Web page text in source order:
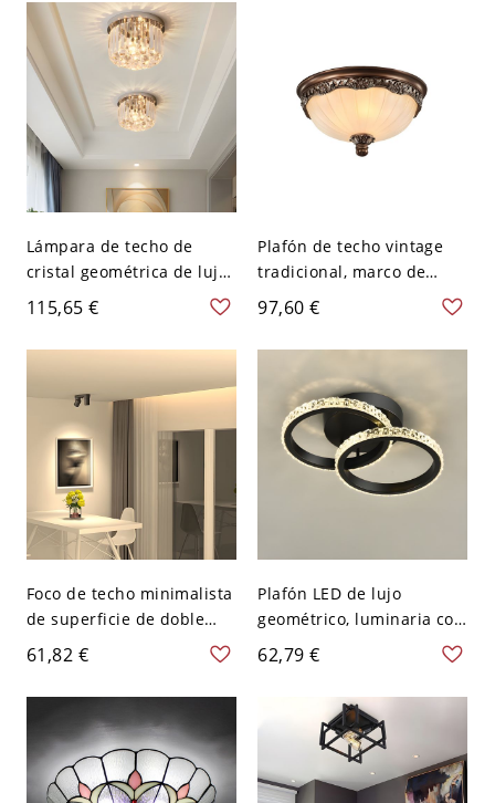
Lámpara de techo de
cristal geométrica de lujo
moderno en acero
inoxidable - Plata 110 A
120 V Redondo
115,65 €
Plafón de techo vintage
tradicional, marco de
resina tallada
ornamentada con tulipa
de vidrio esmerilado - 110
A 120 V Marrón oscuro
Pequeño
97,60 €
Foco de techo minimalista
de superficie de doble
cabezal, luminaria LED
direccional ajustable -
Negro Blanco 110 A 120 V
61,82 €
Plafón LED de lujo
geométrico, luminaria con
textura de cristal
ajustable en 3 colores -
Negro 110 A 120 V Círculo
Tercer Gear
62,79 €